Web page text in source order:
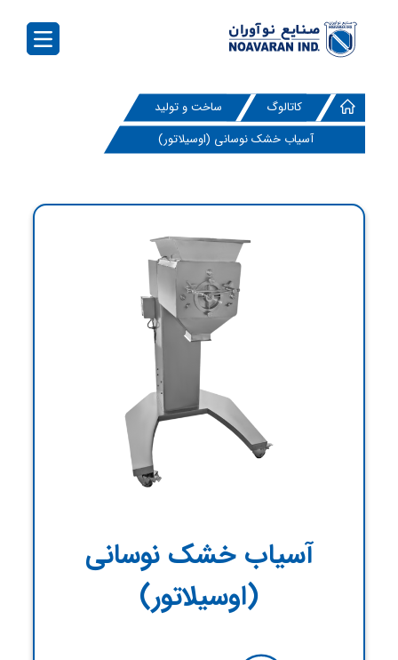
کاتالوگ ساخت و تولید
آسیاب خشک نوسانی (اوسیلاتور)
آسیاب خشک نوسانی
(اوسیلاتور)